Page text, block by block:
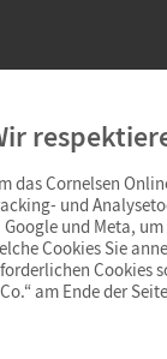
Verschlüsselung
4 Wochen
das Cornelsen
und
Google und Meta,
Cookies Sie
Cookies
am Ende der